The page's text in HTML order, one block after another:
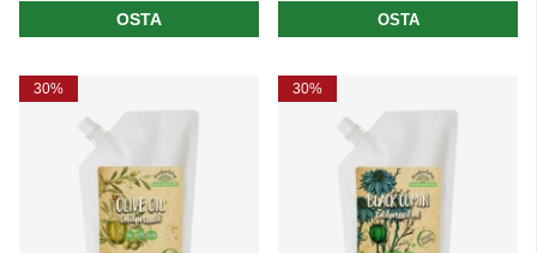
OSTA
OSTA
30% 30%